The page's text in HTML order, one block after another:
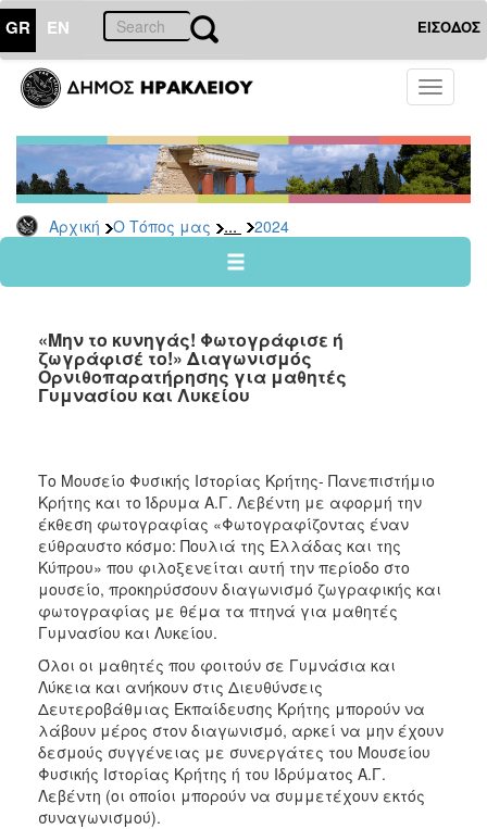
GR EN ΕΙΣΟΔΟΣ
Toggle
Αρχική Ο Τόπος μας ... 2024
ΤΟΠΟΣ
ΜΑΣ
Ανακοινώσεις
Αρχείο
2026
2024
2022
2021
2018
2017
2016
2015
2012
2011
ΔΗΜΟΣ
ΠΟΛΙΤΙΣΜΟΣ
«Μην το κυνηγάς! Φωτογράφισε ή
ζωγράφισέ το!» Διαγωνισμός
Ορνιθοπαρατήρησης για μαθητές
Γυμνασίου και Λυκείου
Το Μουσείο Φυσικής Ιστορίας Κρήτης- Πανεπιστήμιο
Κρήτης και το Ίδρυμα Α.Γ. Λεβέντη με αφορμή την
έκθεση φωτογραφίας «Φωτογραφίζοντας έναν
εύθραυστο κόσμο: Πουλιά της Ελλάδας και της
Κύπρου» που φιλοξενείται αυτή την περίοδο στο
μουσείο, προκηρύσσουν διαγωνισμό ζωγραφικής και
φωτογραφίας με θέμα τα πτηνά για μαθητές
Γυμνασίου και Λυκείου.
Όλοι οι μαθητές που φοιτούν σε Γυμνάσια και
Λύκεια και ανήκουν στις Διευθύνσεις
Δευτεροβάθμιας Εκπαίδευσης Κρήτης μπορούν να
λάβουν μέρος στον διαγωνισμό, αρκεί να μην έχουν
δεσμούς συγγένειας με συνεργάτες του Μουσείου
Φυσικής Ιστορίας Κρήτης ή του Ιδρύματος Α.Γ.
Λεβέντη (οι οποίοι μπορούν να συμμετέχουν εκτός
συναγωνισμού).